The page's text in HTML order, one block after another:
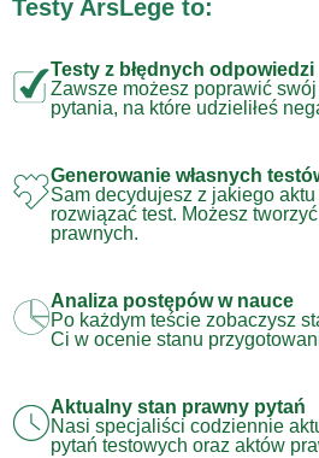
Testy ArsLege to:
Testy z błędnych odpowiedzi
Zawsze możesz poprawić
pytania, na które udzieliłeś
Generowanie własnych
Sam decydujesz z jakiego
rozwiązać test. Możesz
prawnych.
Analiza postępów w nauce
Po każdym teście zobaczysz
Ci w ocenie stanu
Aktualny stan prawny pytań
Nasi specjaliści codziennie
pytań testowych oraz aktów